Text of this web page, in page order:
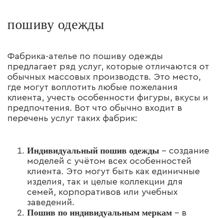
пошиву одежды
Фабрика-ателье по пошиву одежды
предлагает ряд услуг, которые отличаются от
обычных массовых производств. Это место,
где могут воплотить любые пожелания
клиента, учесть особенности фигуры, вкусы и
предпочтения. Вот что обычно входит в
перечень услуг таких фабрик:
Индивидуальный пошив одежды – создание
моделей с учётом всех особенностей
клиента. Это могут быть как единичные
изделия, так и целые коллекции для
семей, корпоративов или учебных
заведений.
Пошив по индивидуальным меркам – в